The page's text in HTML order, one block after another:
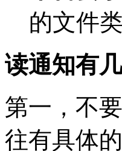
的文件
读通知有
第一，不
往有具体